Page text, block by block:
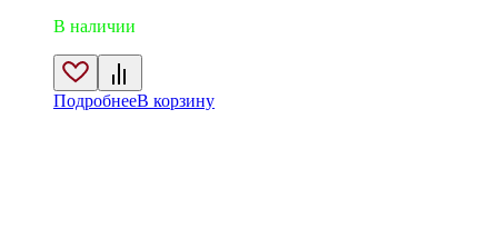
В наличии
ПодробнееВ корзину